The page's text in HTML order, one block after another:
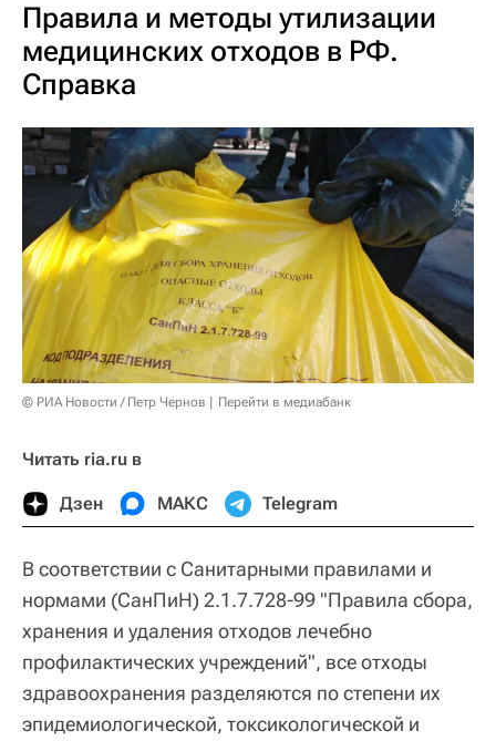
Правила и методы утилизации
медицинских отходов в РФ.
Справка
© РИА Новости / Петр Чернов Перейти в медиабанк
Читать ria.ru в
Дзен МАКС Telegram
В соответствии с Санитарными правилами и
нормами (СанПиН) 2.1.7.728-99 "Правила сбора,
хранения и удаления отходов лечебно
профилактических учреждений", все отходы
здравоохранения разделяются по степени их
эпидемиологической, токсикологической и